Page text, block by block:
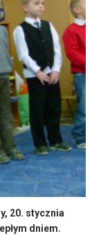
20. stycznia
dniem.